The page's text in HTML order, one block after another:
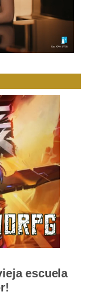
escuela